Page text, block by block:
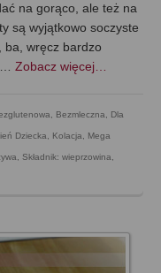
na gorąco, ale też na
są wyjątkowo soczyste
ba, wręcz bardzo
… Zobacz więcej…
, Bezmleczna, Dla
Dziecka, Kolacja, Mega
, Składnik: wieprzowina,